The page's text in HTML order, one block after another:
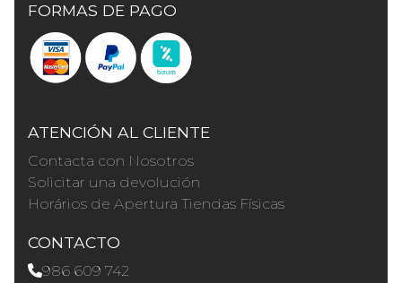
FORMAS DE PAGO
ATENCIÓN AL CLIENTE
Contacta con Nosotros
Solicitar una devolución
Horários de Apertura Tiendas Físicas
CONTACTO
986 609 742